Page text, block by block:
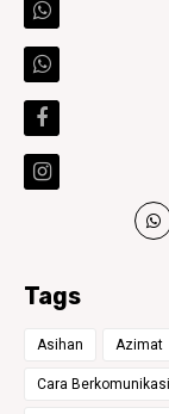
Tags
Asihan Azimat
Cara